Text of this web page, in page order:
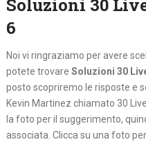
Soluzioni 30
6
Noi vi ringraziamo per avere
potete trovare Soluzioni 30
posto scopriremo le risposte e
Kevin Martinez chiamato 30
la foto per il suggerimento,
associata. Clicca su una foto